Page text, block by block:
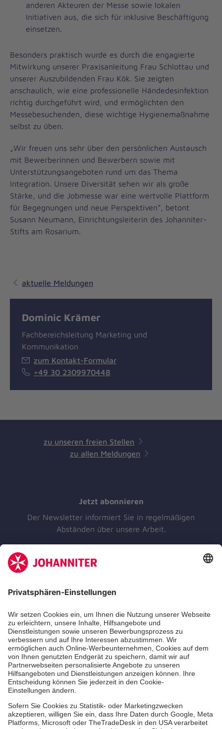
anderen Akteuren der Messe sowie lokalen
Initiativen aus, die sich für inklusive Beschäftigung
einsetzen.
Besonders praktisch wurde es durch die engagierte
Mitwirkung unserer Praxisanleitung Frau Schlottau und
unserer Auszubildenden Frau Kök. Sie zeigten
anschaulich, wie eine professionelle Händedesinfektion
richtig durchgeführt wird, und ermöglichten den
Messebesuchenden, diese wichtige Hygienemaßnahme
selbst zu üben.
„Wir freuen uns sehr über den persönlichen Austausch
mit Bewerberinnen und Bewerbern sowie mit
Unterstützungsangeboten rund um das Thema
Integration. Unsere Diversität sehen wir als große
Stärke, und die Jobmesse war eine wertvolle Plattform
für Begegnungen und neue Perspektiven“, betont
Susann Neumann, Einrichtungsleiterin des Johanniter-
Stifts am Rosarium.
aktuelle Meldungen
Dominic Krämer
Fachbereichsleitung Marketing und
Kommunikation
zum Kontakt-Formular
+49 30 2309970448
zu unseren freien Stellen
zu allen Meldungen
Jetzt abonnieren
Der Newsletter informiert Sie in regelmäßigen
Abständen über unsere Arbeit.
Unsere Standorte
Leistungen
Kennzahlen und Struktur
Als Pflegefachkraft arbeiten
Qualität